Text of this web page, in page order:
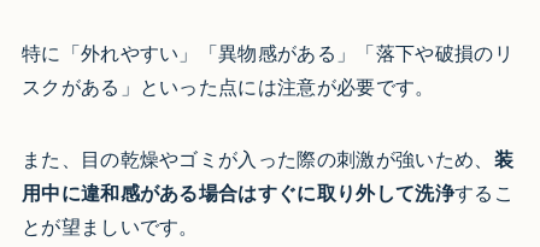
特に「外れやすい」「異物感がある」「落下や破損のリ
スクがある」といった点には注意が必要です。
また、目の乾燥やゴミが入った際の刺激が強いため、 装
用中に違和感がある場合はすぐに取り外して洗浄するこ
とが望ましいです。